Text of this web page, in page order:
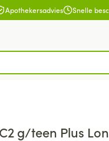
Apothekersadvies Snelle
g/teen Plus